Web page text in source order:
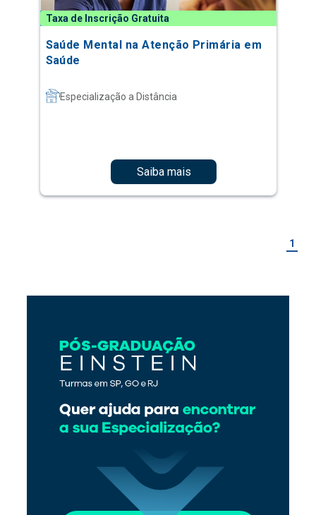
Taxa de Inscrição Gratuita
Saúde Mental na Atenção Primária em
Saúde
Especialização a Distância
Saiba mais
1